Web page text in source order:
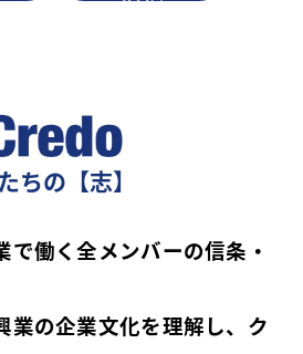
ちの【志】
で働く全メンバーの信条・
業の企業文化を理解し、ク